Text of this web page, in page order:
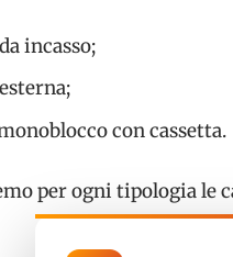
incasso;
con cassetta.
per ogni tipologia le